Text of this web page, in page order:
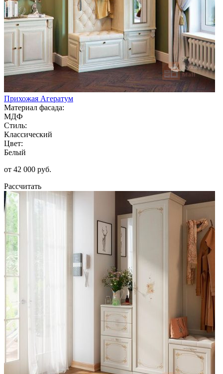
Прихожая Агератум
Материал фасада:
МДФ
Стиль:
Классический
Цвет:
Белый
от 42 000 руб.
Рассчитать